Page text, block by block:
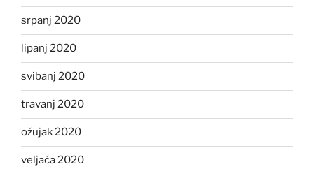
srpanj 2020
lipanj 2020
svibanj 2020
travanj 2020
ožujak 2020
veljača 2020